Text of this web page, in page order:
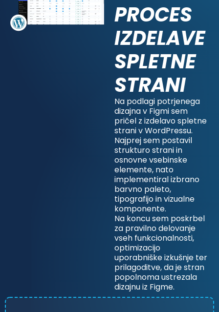
PROCES
IZDELAVE
SPLETNE
STRANI
Na podlagi potrjenega
dizajna v Figmi sem
pričel z izdelavo spletne
strani v WordPressu.
Najprej sem postavil
strukturo strani in
osnovne vsebinske
elemente, nato
implementiral izbrano
barvno paleto,
tipografijo in vizualne
komponente.
Na koncu sem poskrbel
za pravilno delovanje
vseh funkcionalnosti,
optimizacijo
uporabniške izkušnje ter
prilagoditve, da je stran
popolnoma ustrezala
dizajnu iz Figme.